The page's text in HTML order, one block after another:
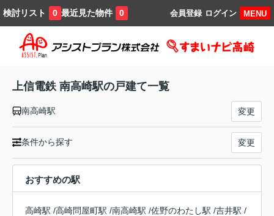
検討リスト 0 最近見た物件 0 MENU
ログイン
会員登録
上信電鉄 南高崎駅の戸建て一覧
南高崎駅 変更
条件から探す 変更
おすすめの駅
高崎駅 /高崎問屋町駅 /南高崎駅 /佐野のわたし駅 /吉井駅 /